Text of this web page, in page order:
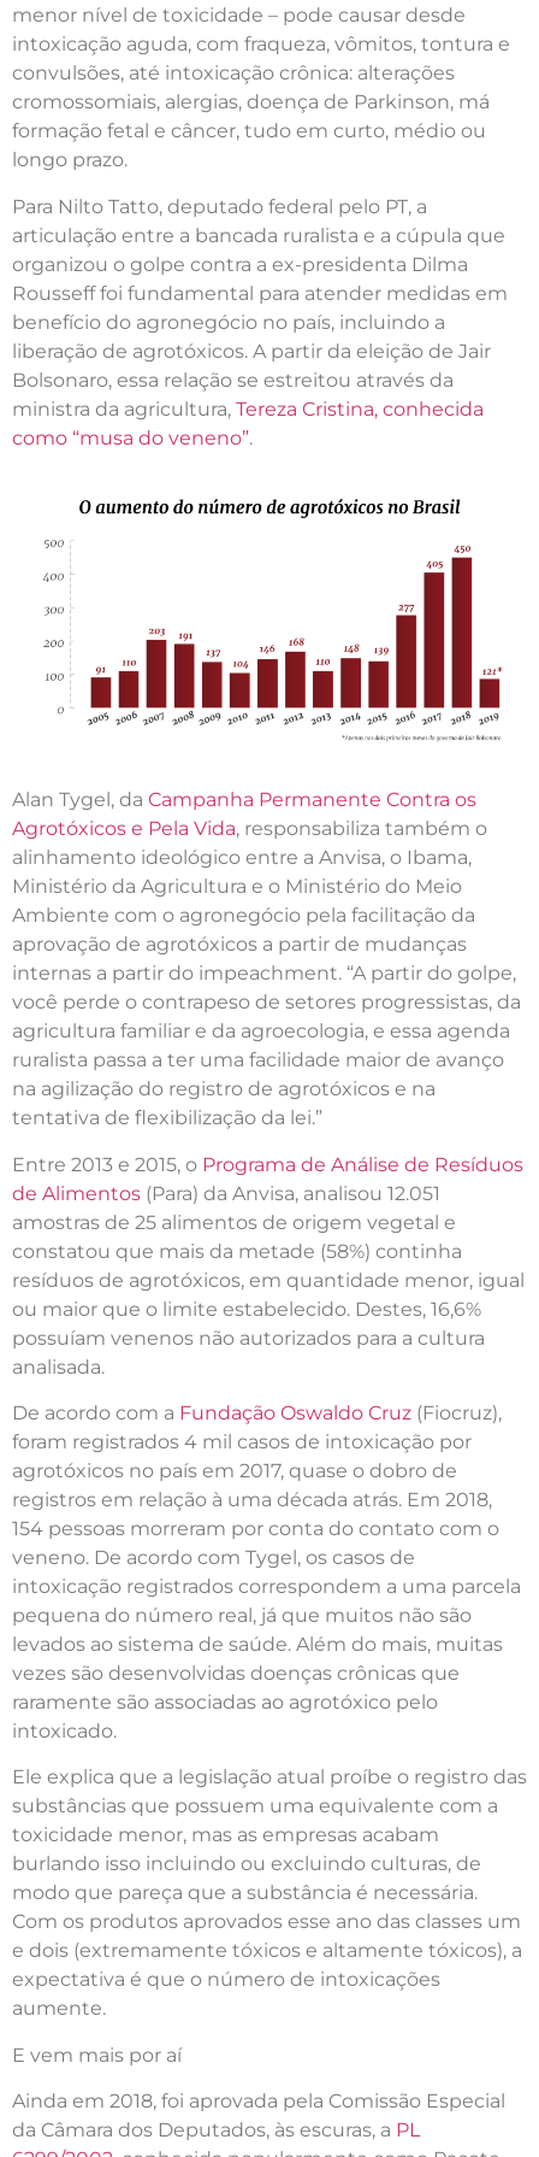
menor nível de toxicidade – pode causar desde
intoxicação aguda, com fraqueza, vômitos, tontura e
convulsões, até intoxicação crônica: alterações
cromossomiais, alergias, doença de Parkinson, má
formação fetal e câncer, tudo em curto, médio ou
longo prazo.
Para Nilto Tatto, deputado federal pelo PT, a
articulação entre a bancada ruralista e a cúpula que
organizou o golpe contra a ex-presidenta Dilma
Rousseff foi fundamental para atender medidas em
benefício do agronegócio no país, incluindo a
liberação de agrotóxicos. A partir da eleição de Jair
Bolsonaro, essa relação se estreitou através da
ministra da agricultura, Tereza Cristina, conhecida
como “musa do veneno”.
Alan Tygel, da Campanha Permanente Contra os
Agrotóxicos e Pela Vida, responsabiliza também o
alinhamento ideológico entre a Anvisa, o Ibama,
Ministério da Agricultura e o Ministério do Meio
Ambiente com o agronegócio pela facilitação da
aprovação de agrotóxicos a partir de mudanças
internas a partir do impeachment. “A partir do golpe,
você perde o contrapeso de setores progressistas, da
agricultura familiar e da agroecologia, e essa agenda
ruralista passa a ter uma facilidade maior de avanço
na agilização do registro de agrotóxicos e na
tentativa de flexibilização da lei.”
Entre 2013 e 2015, o Programa de Análise de Resíduos
de Alimentos (Para) da Anvisa, analisou 12.051
amostras de 25 alimentos de origem vegetal e
constatou que mais da metade (58%) continha
resíduos de agrotóxicos, em quantidade menor, igual
ou maior que o limite estabelecido. Destes, 16,6%
possuíam venenos não autorizados para a cultura
analisada.
De acordo com a Fundação Oswaldo Cruz (Fiocruz),
foram registrados 4 mil casos de intoxicação por
agrotóxicos no país em 2017, quase o dobro de
registros em relação à uma década atrás. Em 2018,
154 pessoas morreram por conta do contato com o
veneno. De acordo com Tygel, os casos de
intoxicação registrados correspondem a uma parcela
pequena do número real, já que muitos não são
levados ao sistema de saúde. Além do mais, muitas
vezes são desenvolvidas doenças crônicas que
raramente são associadas ao agrotóxico pelo
intoxicado.
Ele explica que a legislação atual proíbe o registro das
substâncias que possuem uma equivalente com a
toxicidade menor, mas as empresas acabam
burlando isso incluindo ou excluindo culturas, de
modo que pareça que a substância é necessária.
Com os produtos aprovados esse ano das classes um
e dois (extremamente tóxicos e altamente tóxicos), a
expectativa é que o número de intoxicações
aumente.
E vem mais por aí
Ainda em 2018, foi aprovada pela Comissão Especial
da Câmara dos Deputados, às escuras, a PL